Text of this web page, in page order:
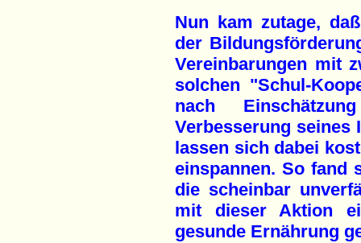
Nun kam zutage,
der
Vereinbarungen mit
solchen "Schul-
nach
Verbesserung seines
lassen sich dabei
einspannen. So fand
die scheinbar
mit dieser Aktion
gesunde Ernährung